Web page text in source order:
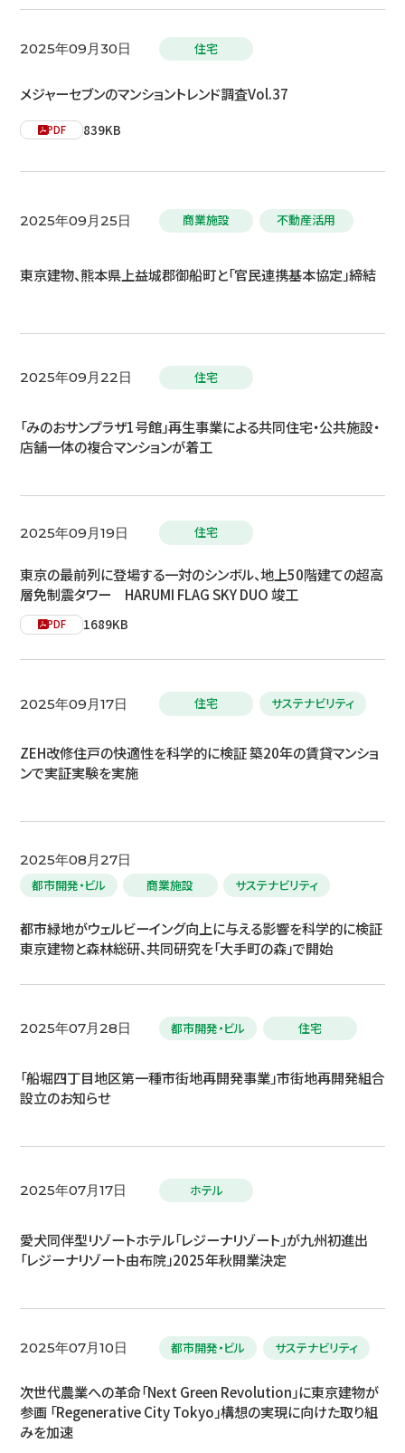
2025年09月30日 住宅
メジャーセブンのマンショントレンド調査Vol.37
PDF 839KB
2025年09月25日 商業施設 不動産活用
東京建物、熊本県上益城郡御船町と「官民連携基本協定」締結
2025年09月22日 住宅
「みのおサンプラザ1号館」再生事業による共同住宅・公共施設・
店舗一体の複合マンションが着工
2025年09月19日 住宅
東京の最前列に登場する一対のシンボル、地上50階建ての超高
層免制震タワー HARUMI FLAG SKY DUO 竣工
PDF 1689KB
2025年09月17日 住宅 サステナビリティ
ZEH改修住戸の快適性を科学的に検証 築20年の賃貸マンショ
ンで実証実験を実施
2025年08月27日
都市開発・ビル
商業施設 サステナビリティ
都市緑地がウェルビーイング向上に与える影響を科学的に検証
東京建物と森林総研、共同研究を「大手町の森」で開始
2025年07月28日 都市開発・ビル 住宅
「船堀四丁目地区第一種市街地再開発事業」市街地再開発組合
設立のお知らせ
2025年07月17日 ホテル
愛犬同伴型リゾートホテル「レジーナリゾート」が九州初進出
「レジーナリゾート由布院」2025年秋開業決定
2025年07月10日 都市開発・ビル サステナビリティ
次世代農業への革命「Next Green Revolution」に東京建物が
参画 「Regenerative City Tokyo」構想の実現に向けた取り組
みを加速